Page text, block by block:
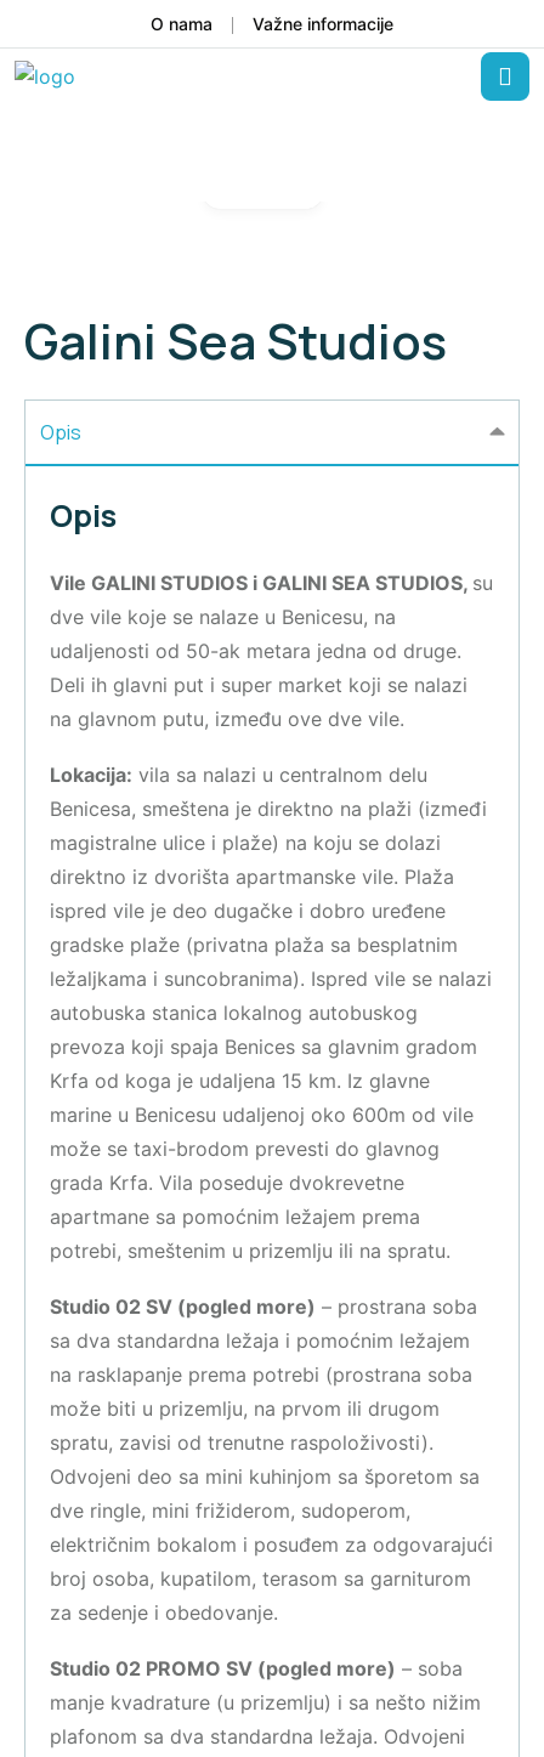
O nama Važne informacije
Galini Sea Studios
Opis
Opis
Vile GALINI STUDIOS i GALINI SEA STUDIOS, su
dve vile koje se nalaze u Benicesu, na
udaljenosti od 50-ak metara jedna od druge.
Deli ih glavni put i super market koji se nalazi
na glavnom putu, između ove dve vile.
Lokacija: vila sa nalazi u centralnom delu
Benicesa, smeštena je direktno na plaži (izmeđi
magistralne ulice i plaže) na koju se dolazi
direktno iz dvorišta apartmanske vile. Plaža
ispred vile je deo dugačke i dobro uređene
gradske plaže (privatna plaža sa besplatnim
ležaljkama i suncobranima). Ispred vile se nalazi
autobuska stanica lokalnog autobuskog
prevoza koji spaja Benices sa glavnim gradom
Krfa od koga je udaljena 15 km. Iz glavne
marine u Benicesu udaljenoj oko 600m od vile
može se taxi-brodom prevesti do glavnog
grada Krfa. Vila poseduje dvokrevetne
apartmane sa pomoćnim ležajem prema
potrebi, smeštenim u prizemlju ili na spratu.
Studio 02 SV (pogled more) – prostrana soba
sa dva standardna ležaja i pomoćnim ležajem
na rasklapanje prema potrebi (prostrana soba
može biti u prizemlju, na prvom ili drugom
spratu, zavisi od trenutne raspoloživosti).
Odvojeni deo sa mini kuhinjom sa šporetom sa
dve ringle, mini frižiderom, sudoperom,
električnim bokalom i posuđem za odgovarajući
broj osoba, kupatilom, terasom sa garniturom
za sedenje i obedovanje.
Studio 02 PROMO SV (pogled more) – soba
manje kvadrature (u prizemlju) i sa nešto nižim
plafonom sa dva standardna ležaja. Odvojeni